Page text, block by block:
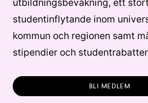
studentinflytande inom
kommun och regionen samt
stipendier och
BLI MEDLEM